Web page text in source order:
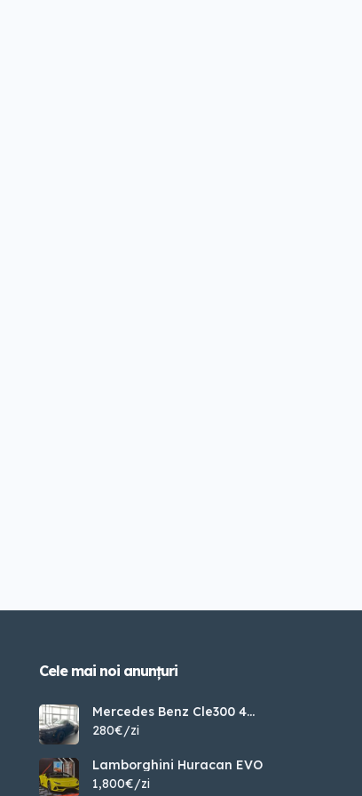
Cele mai noi anunțuri
Mercedes Benz Cle300 4
Matic
280€/zi
Lamborghini Huracan EVO
1,800€/zi